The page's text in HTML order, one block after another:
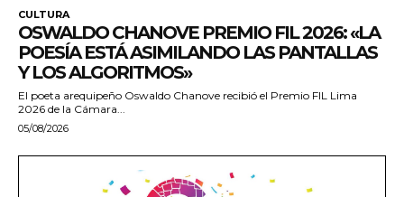
CULTURA
OSWALDO CHANOVE PREMIO FIL 2026: «LA
POESÍA ESTÁ ASIMILANDO LAS PANTALLAS
Y LOS ALGORITMOS»
El poeta arequipeño Oswaldo Chanove recibió el Premio FIL Lima
2026 de la Cámara...
05/08/2026